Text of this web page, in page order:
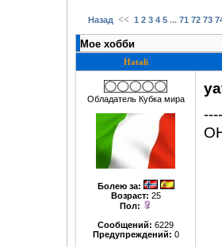
Назад << 1 2 3 4 5 ... 71 72 73
Мое хобби
Hatali
Обладатель Кубка мира
Болею за:
Возраст: 25
Пол:
Сообщений: 6229
Предупреждений: 0